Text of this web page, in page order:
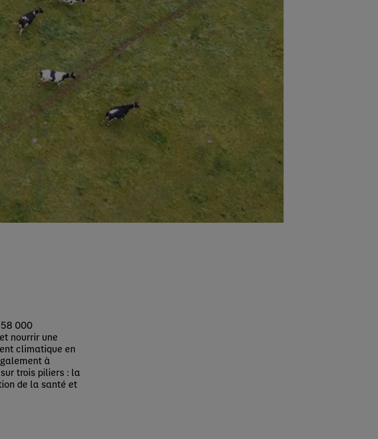
000
nourrir une
climatique en
à
trois piliers : la
de la santé et